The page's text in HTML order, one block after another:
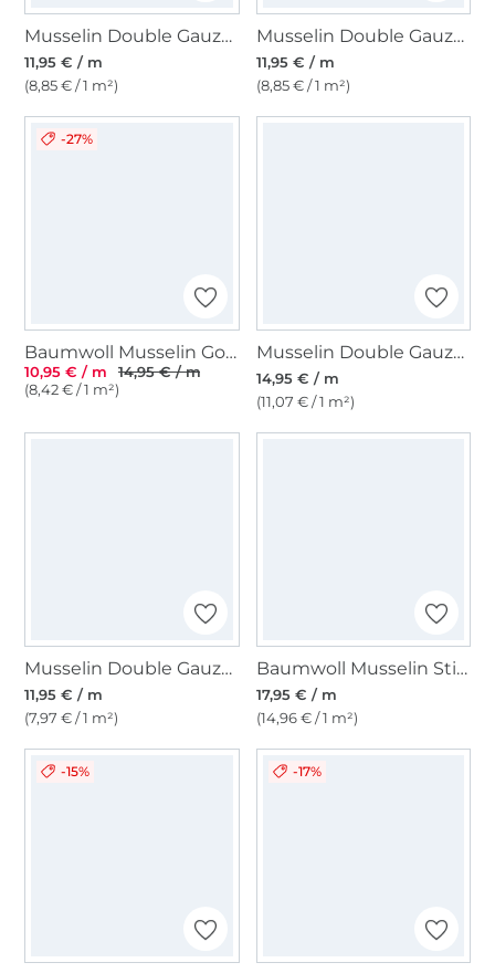
Musselin Double Gauze Little Hearts, weiss
11,95 € / m
(8,85 € / 1 m²)
Musselin Double Gauze Little Hearts, altrosé
11,95 € / m
(8,85 € / 1 m²)
-27%
Baumwoll Musselin Golden Heart, sand
10,95 € / m
14,95 € / m
(8,42 € / 1 m²)
Musselin Double Gauze Wild Flowers, wollweiss
14,95 € / m
(11,07 € / 1 m²)
Musselin Double Gauze Golden Dots, stein
11,95 € / m
(7,97 € / 1 m²)
Baumwoll Musselin Stickerei Flower Lines, grün
17,95 € / m
(14,96 € / 1 m²)
-15% -17%